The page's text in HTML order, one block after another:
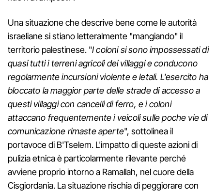
Una situazione che descrive bene come le autorità
israeliane si stiano letteralmente "mangiando" il
territorio palestinese. "I coloni si sono impossessati di
quasi tutti i terreni agricoli dei villaggi e conducono
regolarmente incursioni violente e letali. L'esercito ha
bloccato la maggior parte delle strade di accesso a
questi villaggi con cancelli di ferro, e i coloni
attaccano frequentemente i veicoli sulle poche vie di
comunicazione rimaste aperte", sottolinea il
portavoce di B'Tselem. L'impatto di queste azioni di
pulizia etnica è particolarmente rilevante perché
avviene proprio intorno a Ramallah, nel cuore della
Cisgiordania. La situazione rischia di peggiorare con